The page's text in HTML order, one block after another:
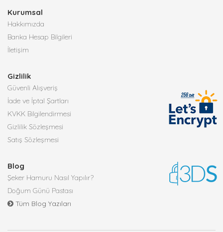
Kurumsal
Hakkımızda
Banka Hesap Bilgileri
İletişim
Gizlilik
Güvenli Alışveriş
İade ve İptal Şartları
KVKK Bilgilendirmesi
Gizlilik Sözleşmesi
Satış Sözleşmesi
Blog
Şeker Hamuru Nasıl Yapılır?
Doğum Günü Pastası
Tüm Blog Yazıları